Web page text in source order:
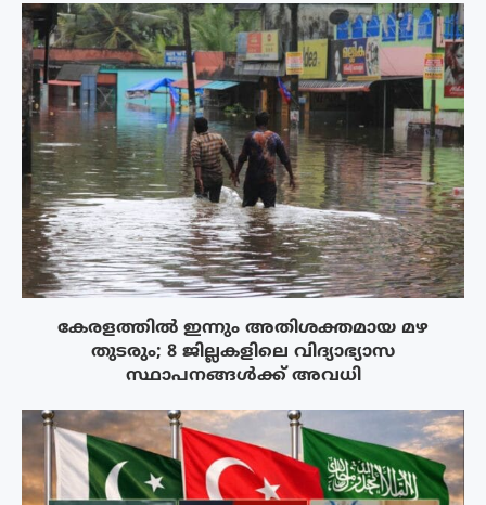
കേരളത്തിൽ ഇന്നും അതിശക്തമായ മഴ
തുടരും; 8 ജില്ലകളിലെ വിദ്യാഭ്യാസ
സ്ഥാപനങ്ങൾക്ക് അവധി